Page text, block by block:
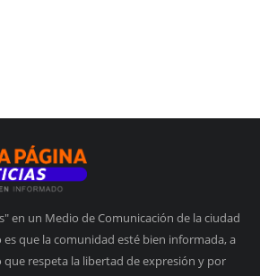
en un Medio de Comunicación de la ciudad
que la comunidad esté bien informada, a
respeta la libertad de expresión y por